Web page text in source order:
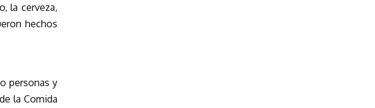
la cerveza,
hechos
personas y
la Comida